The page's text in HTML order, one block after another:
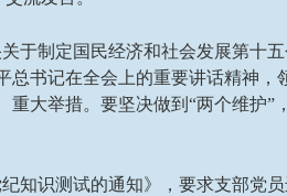
于制定国民经济和社会发展第十
书记在全会上的重要讲话精神，
大举措。要坚决做到“两个维护”
知识测试的通知》，要求支部党